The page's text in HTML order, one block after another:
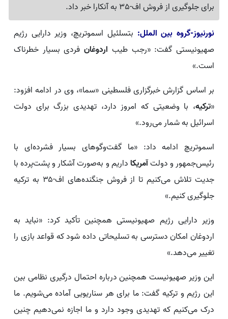
برای جلوگیری از فروش اف-35 به آنکارا خبر داد.
نورنیوز-گروه بین الملل: بتسلئیل اسموتریچ، وزیر دارایی رژیم
صهیونیستی گفت: «رجب طیب اردوغان فردی بسیار خطرناک
است.»
بر اساس گزارش خبرگزاری فلسطینی «سما»، وی در ادامه افزود:
«ترکیه، با وضعیتی که امروز دارد، تهدیدی بزرگ برای دولت
اسرائیل به شمار می‌رود.»
اسموتریچ ادامه داد: «ما گفت‌وگوهای بسیار فشرده‌ای با
رئیس‌جمهور و دولتآمریکاداریم و به‌صورت آشکار و پشت‌پرده با
جدیت تلاش می‌کنیم تا از فروش جنگنده‌های اف-۳۵ به ترکیه
جلوگیری کنیم.»
وزیر دارایی رژیم صهیونیستی همچنین تأکید کرد: «نباید به
اردوغان امکان دسترسی به تسلیحاتی داده شود که قواعد بازی را
تغییر می‌دهد.»
این وزیر صهیونیست همچنین درباره احتمال درگیری نظامی بین
این رژیم و ترکیه گفت: ما برای هر سناریویی آماده می‌شویم. ما
درک می‌کنیم که تهدیدی وجود دارد و ما اجازه نمی‌دهیم چنین